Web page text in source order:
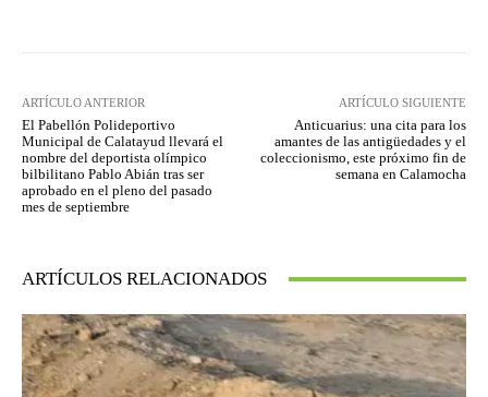
ARTÍCULO ANTERIOR
El Pabellón Polideportivo
Municipal de Calatayud llevará el
nombre del deportista olímpico
bilbilitano Pablo Abián tras ser
aprobado en el pleno del pasado
mes de septiembre
ARTÍCULO SIGUIENTE
Anticuarius: una cita para los
amantes de las antigüedades y el
coleccionismo, este próximo fin de
semana en Calamocha
ARTÍCULOS RELACIONADOS